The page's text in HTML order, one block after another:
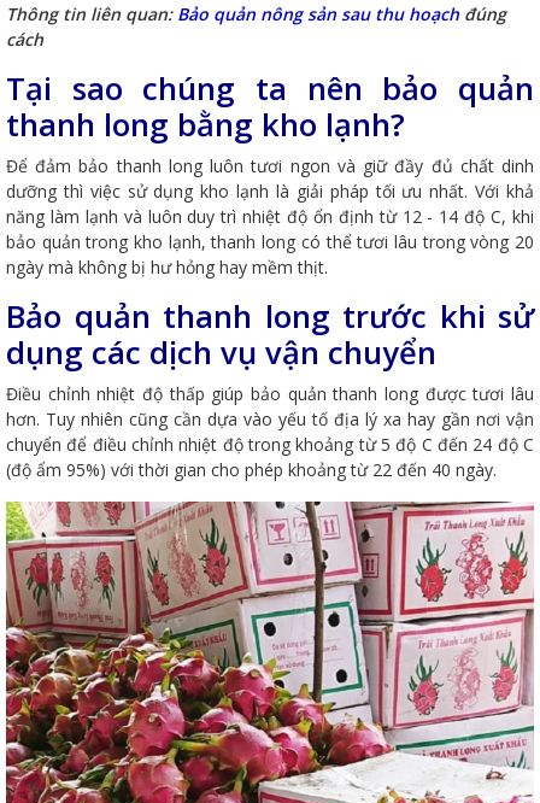
Thông tin liên quan: Bảo quản nông sản sau thu hoạchđúng
cách
Tại sao chúng ta nên bảo quản
thanh long bằng kho lạnh?
Để đảm bảo thanh long luôn tươi ngon và giữ đầy đủ chất dinh
dưỡng thì việc sử dụng kho lạnh là giải pháp tối ưu nhất. Với khả
năng làm lạnh và luôn duy trì nhiệt độ ổn định từ 12 - 14 độ C, khi
bảo quản trong kho lạnh, thanh long có thể tươi lâu trong vòng 20
ngày mà không bị hư hỏng hay mềm thịt.
Bảo quản thanh long trước khi sử
dụng các dịch vụ vận chuyển
Điều chỉnh nhiệt độ thấp giúp bảo quản thanh long được tươi lâu
hơn. Tuy nhiên cũng cần dựa vào yếu tố địa lý xa hay gần nơi vận
chuyển để điều chỉnh nhiệt độ trong khoảng từ 5 độ C đến 24 độ C
(độ ẩm 95%) với thời gian cho phép khoảng từ 22 đến 40 ngày.